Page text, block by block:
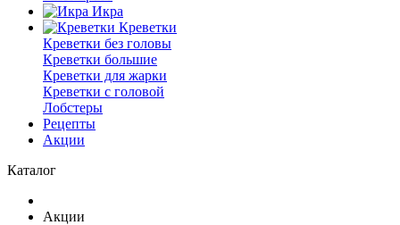
Икра
Креветки
Креветки без головы
Креветки большие
Креветки для жарки
Креветки с головой
Лобстеры
Рецепты
Акции
Каталог
Акции